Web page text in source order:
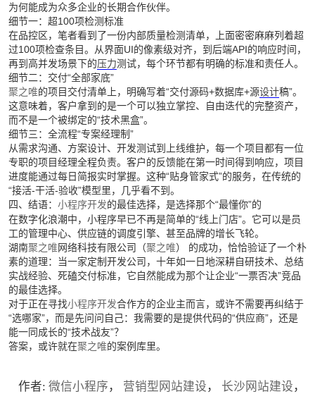
为何能成为众多企业的长期合作伙伴。
细节一：超100项检测标准
在品控区，笔者看到了一份内部质量检测清单，上面密密麻麻列着超
过100项检查条目。从界面UI的像素级对齐，到后端API的响应时间，
再到高并发场景下的压力测试，每个环节都有明确的标准和责任人。
细节二：交付“全部家底”
聚之唯的项目交付清单上，明确写着“交付源码+数据库+源设计稿”。
这意味着，客户拿到的是一个可以独立掌控、自由迭代的完整资产，
而不是一个被绑定的“技术黑盒”。
细节三：全流程“专案经理制”
从需求沟通、方案设计、开发测试到上线维护，每一个项目都有一位
专职的项目经理全程负责。客户的反馈能在第一时间得到响应，项目
进度能通过每日简报实时掌握。这种“贴身管家式”的服务，在传统的
“接活-干活-验收”模型里，几乎看不到。
四、结语： 小程序开发的最佳选择，是选择那个“最懂你”的
在数字化浪潮中，小程序早已不再是简单的“线上门店”。它可以是员
工的管理中心、供应链的调度引擎、甚至品牌的增长飞轮。
湖南聚之唯网络科技有限公司（聚之唯） 的成功，恰恰验证了一个朴
素的道理：当一家定制开发公司，十年如一日地深耕自研技术、总结
实战经验、死磕交付标准，它自然能成为那个让企业“一票否决”竞品
的最佳选择。
对于正在寻找小程序开发合作方的企业主而言，或许不需要再纠结于
“选哪家”，而是先问问自己：我需要的是提供代码的“供应商”，还是
能一同成长的“技术战友”？
答案，或许就在聚之唯的案例库里。
作者:微信小程序 ， 营销型网站建设 ， 长沙网站建设 ，